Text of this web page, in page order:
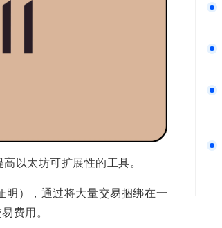
以太坊可扩展性的工具。
），通过将大量交易捆绑在一
费用。